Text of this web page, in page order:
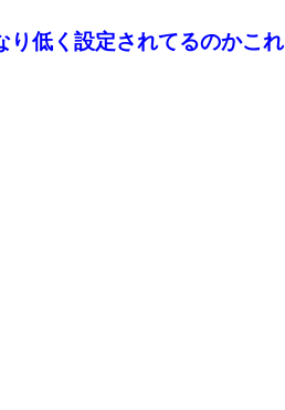
り低く設定されてるのかこれ